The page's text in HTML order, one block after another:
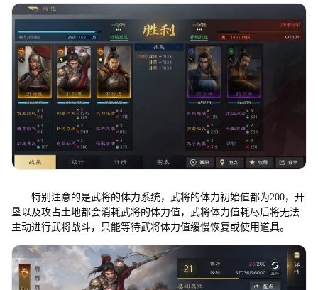
特别注意的是武将的体力系统，武将的体力初始值都为200，开
垦以及攻占土地都会消耗武将的体力值，武将体力值耗尽后将无法
主动进行武将战斗，只能等待武将体力值缓慢恢复或使用道具。